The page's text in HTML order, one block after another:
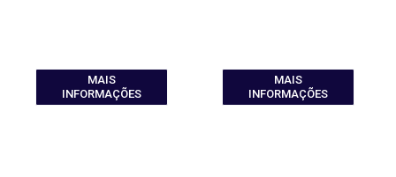
MAIS
INFORMAÇÕES
MAIS
INFORMAÇÕES